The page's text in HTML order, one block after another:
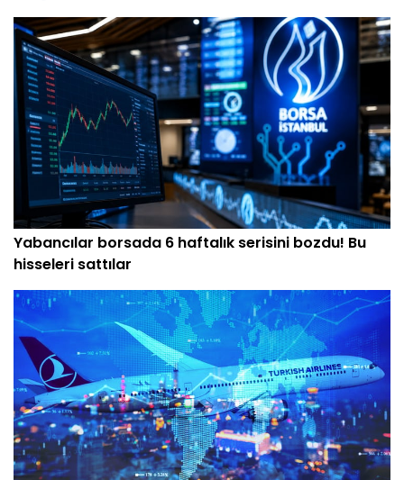
Yabancılar borsada 6 haftalık serisini bozdu! Bu
hisseleri sattılar